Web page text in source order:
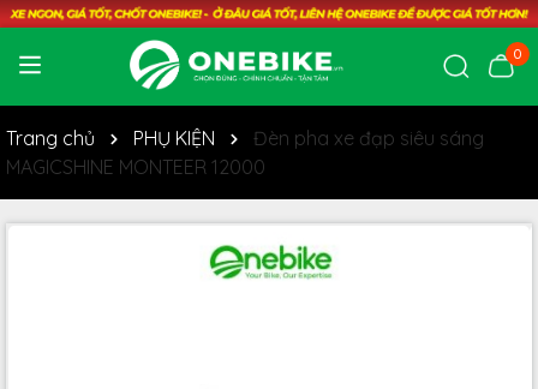
0
Trang chủ PHỤ KIỆN
Đèn pha xe đạp siêu sáng
MAGICSHINE MONTEER 12000